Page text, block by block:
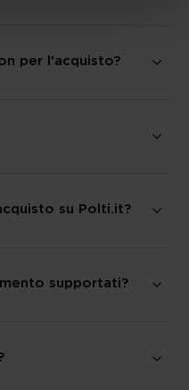
per l'acquisto?
su Polti.it?
supportati?